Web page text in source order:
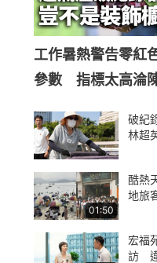
工作暑熱警告零紅
參數 指標太高淪
破紀
林超
01:50
酷熱
地旅
宏福
訪 違